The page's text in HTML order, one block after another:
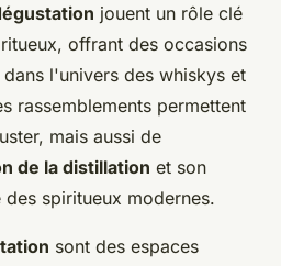
jouent un rôle clé
offrant des occasions
l'univers des whiskys et
rassemblements permettent
mais aussi de
de la distillation et son
spiritueux modernes.
sont des espaces